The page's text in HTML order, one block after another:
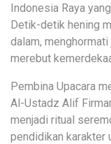
Indonesia Raya
Detik-detik hening
dalam,
merebut
Pembina Upacara
Al-Ustadz Alif
menjadi ritual
pendidikan karakter